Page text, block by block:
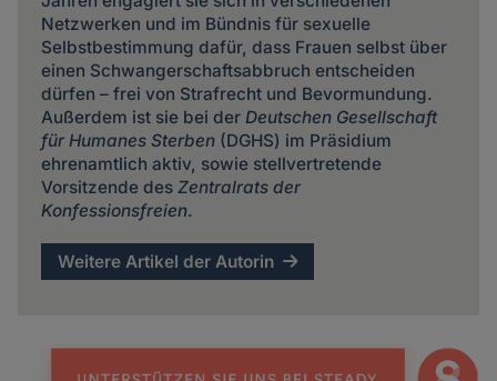
Netzwerken und im Bündnis für sexuelle
Selbstbestimmung dafür, dass Frauen selbst über
einen Schwangerschaftsabbruch entscheiden
dürfen – frei von Strafrecht und Bevormundung.
Außerdem ist sie bei der Deutschen Gesellschaft
für Humanes Sterben(DGHS) im Präsidium
ehrenamtlich aktiv, sowie stellvertretende
Vorsitzende des Zentralrats der
Konfessionsfreien.
Weitere Artikel der Autorin